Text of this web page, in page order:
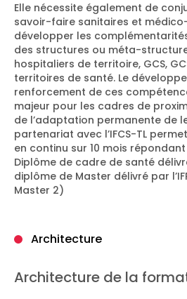
Elle nécessite également de
savoir-faire sanitaires et
développer les
des structures ou méta-
hospitaliers de territoire, GCS,
territoires de santé. Le
renforcement de ces
majeur pour les cadres de
de l’adaptation permanente de
partenariat avec l’IFCS-TL
en continu sur 10 mois
Diplôme de cadre de santé
diplôme de Master délivré par
Master 2)
Architecture
Architecture de la